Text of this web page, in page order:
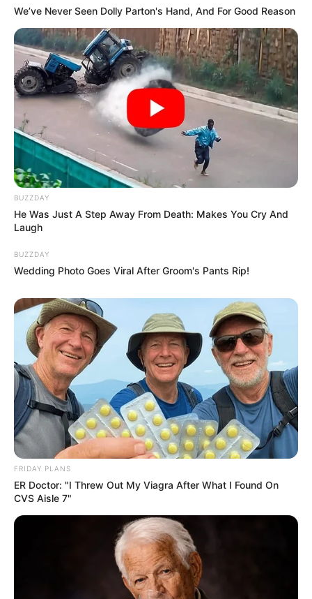
We’ve Never Seen Dolly Parton's Hand, And For Good Reason
BUZZDAY
He Was Just A Step Away From Death: Makes You Cry And
Laugh
BUZZDAY
Wedding Photo Goes Viral After Groom's Pants Rip!
FRIDAY PLANS
ER Doctor: "I Threw Out My Viagra After What I Found On
CVS Aisle 7"